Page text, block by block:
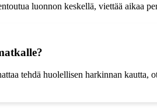
luonnon keskellä, viettää aikaa
tehdä huolellisen harkinnan